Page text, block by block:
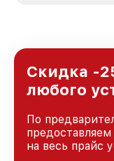
Краснодаре,
доверия и
Скидка -
любого
По
на весь прайс